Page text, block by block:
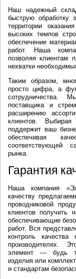
Наш надежный
быструю обработку
территории
высоких темпов
обеспечение
работ. Наша
позволяя клиентам
нехватки
Таким образом,
просто цифра, а
сотрудничества.
поставщика и
расширению
клиентов.
поддержит ваш
обеспечивая
соответствующей
рынка.
Гарантия
Наша компания
качеству
проводниковой
клиентов получить
обеспечивающие
работ. Вся
контроль
производителях.
элемент — будь то
изделия или
и стандартам